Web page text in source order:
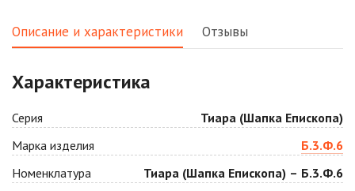
Цена по запросу
Антрацит
Цена по запросу
Арабская ночь
Цена по запросу
Описание и характеристики Отзывы
Характеристика
Серия
Тиара (Шапка Епископа)
Марка изделия
Б.3.Ф.6
Номенклатура
Тиара (Шапка Епископа) – Б.3.Ф.6